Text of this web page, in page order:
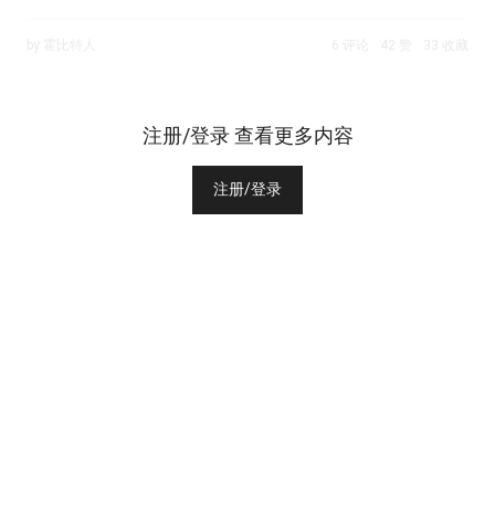
注册/登录 查看更多内容
注册/登录